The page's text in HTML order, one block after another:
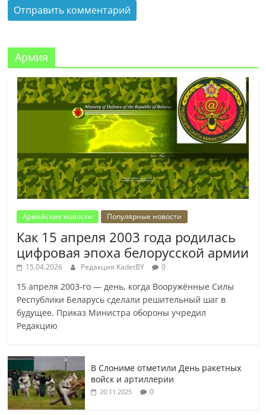
Армия
Армейские новости Популярные новости
Как 15 апреля 2003 года родилась
цифровая эпоха белорусской армии
15.04.2026 Редакция KadetBY 0
15 апреля 2003-го — день, когда Вооружённые Силы
Республики Беларусь сделали решительный шаг в
будущее. Приказ Министра обороны учредил
Редакцию
В Слониме отметили День ракетных
войск и артиллерии
20.11.2025 0